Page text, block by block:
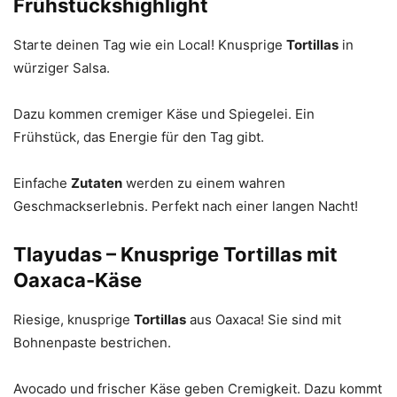
Frühstückshighlight
Starte deinen Tag wie ein Local! Knusprige Tortillas in
würziger Salsa.
Dazu kommen cremiger Käse und Spiegelei. Ein
Frühstück, das Energie für den Tag gibt.
Einfache Zutaten werden zu einem wahren
Geschmackserlebnis. Perfekt nach einer langen Nacht!
Tlayudas – Knusprige Tortillas mit
Oaxaca-Käse
Riesige, knusprige Tortillas aus Oaxaca! Sie sind mit
Bohnenpaste bestrichen.
Avocado und frischer Käse geben Cremigkeit. Dazu kommt